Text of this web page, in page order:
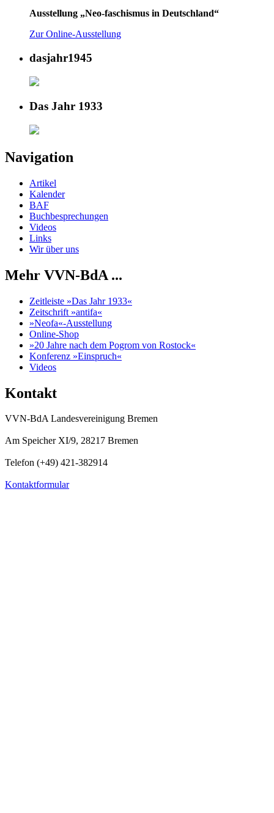
Ausstellung „Neo-faschismus in Deutschland“
Zur Online-Ausstellung
dasjahr1945
Das Jahr 1933
Navigation
Artikel
Kalender
BAF
Buchbesprechungen
Videos
Links
Wir über uns
Mehr VVN-BdA ...
Zeitleiste »Das Jahr 1933«
Zeitschrift »antifa«
»Neofa«-Ausstellung
Online-Shop
»20 Jahre nach dem Pogrom von Rostock«
Konferenz »Einspruch«
Videos
Kontakt
VVN-BdA Landesvereinigung Bremen
Am Speicher XI/9, 28217 Bremen
Telefon (+49) 421-382914
Kontaktformular